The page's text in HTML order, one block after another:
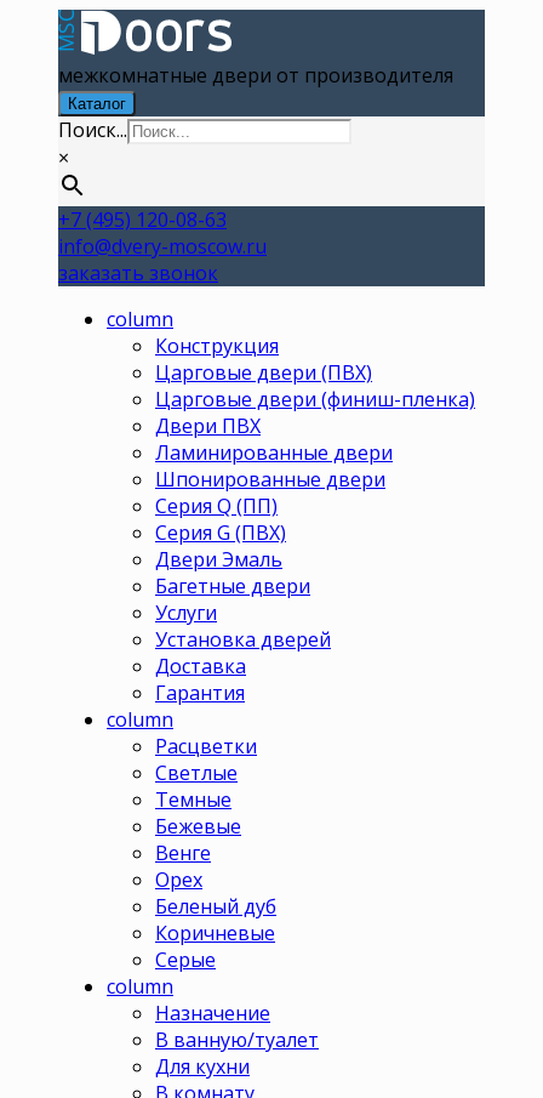
межкомнатные двери от производителя
Каталог
Поиск...
×
+7 (495) 120-08-63
info@dvery-moscow.ru
заказать звонок
column
Конструкция
Царговые двери (ПВХ)
Царговые двери (финиш-пленка)
Двери ПВХ
Ламинированные двери
Шпонированные двери
Серия Q (ПП)
Серия G (ПВХ)
Двери Эмаль
Багетные двери
Услуги
Установка дверей
Доставка
Гарантия
column
Расцветки
Светлые
Темные
Бежевые
Венге
Орех
Беленый дуб
Коричневые
Серые
column
Назначение
В ванную/туалет
Для кухни